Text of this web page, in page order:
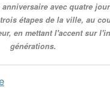
anniversaire avec quatre
étapes de la ville, au
en mettant l'accent sur
générations.